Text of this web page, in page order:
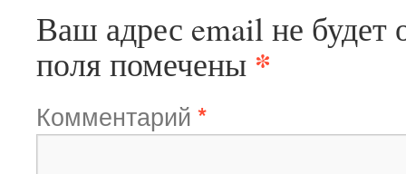
Ваш адрес email не будет
поля помечены *
Комментарий *